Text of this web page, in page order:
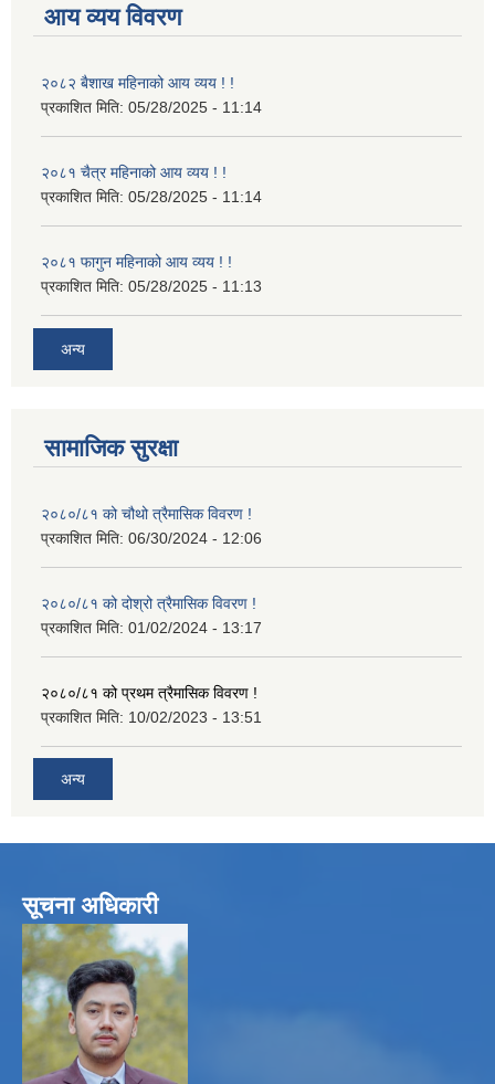
आय व्यय विवरण
२०८२ बैशाख महिनाको आय व्यय ! !
प्रकाशित मिति: 05/28/2025 - 11:14
२०८१ चैत्र महिनाको आय व्यय ! !
प्रकाशित मिति: 05/28/2025 - 11:14
२०८१ फागुन महिनाको आय व्यय ! !
प्रकाशित मिति: 05/28/2025 - 11:13
अन्य
सामाजिक सुरक्षा
२०८०/८१ को चौथो त्रैमासिक विवरण !
प्रकाशित मिति: 06/30/2024 - 12:06
२०८०/८१ को दोश्रो त्रैमासिक विवरण !
प्रकाशित मिति: 01/02/2024 - 13:17
२०८०/८१ को प्रथम त्रैमासिक विवरण !
प्रकाशित मिति: 10/02/2023 - 13:51
अन्य
सूचना अधिकारी